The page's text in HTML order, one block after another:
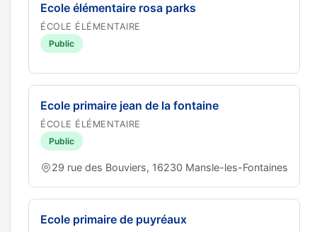
Ecole élémentaire rosa parks
ÉCOLE ÉLÉMENTAIRE
Public
Ecole primaire jean de la fontaine
ÉCOLE ÉLÉMENTAIRE
Public
29 rue des Bouviers, 16230 Mansle-les-Fontaines
Ecole primaire de puyréaux